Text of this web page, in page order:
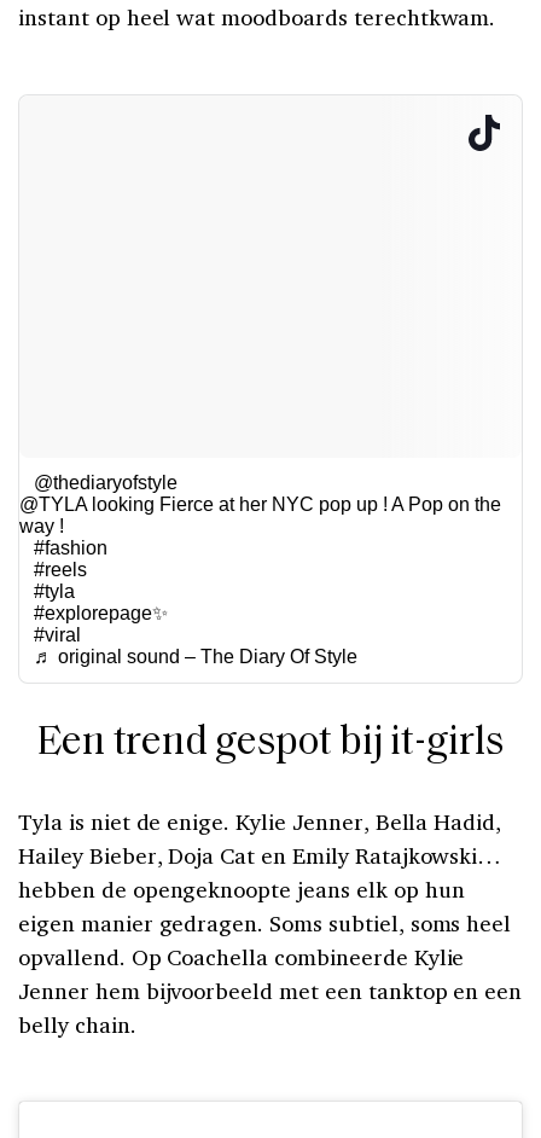
instant op heel wat moodboards terechtkwam.
@thediaryofstyle
@TYLA looking Fierce at her NYC pop up ! A Pop on the
way !
#fashion
#reels
#tyla
#explorepage✨
#viral
♬ original sound – The Diary Of Style
Een trend gespot bij it-girls
Tyla is niet de enige. Kylie Jenner, Bella Hadid,
Hailey Bieber, Doja Cat en Emily Ratajkowski…
hebben de opengeknoopte jeans elk op hun
eigen manier gedragen. Soms subtiel, soms heel
opvallend. Op Coachella combineerde Kylie
Jenner hem bijvoorbeeld met een tanktop en een
belly chain.